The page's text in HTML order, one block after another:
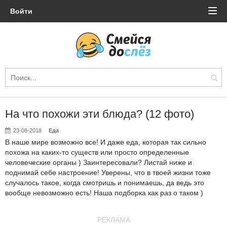
Войти
На что похожи эти блюда? (12 фото)
23-08-2018 Еда
В наше мире возможно все! И даже еда, которая так сильно
похожа на каких-то существ или просто определенные
человеческие органы ) Заинтересовали? Листай ниже и
поднимай себе настроение! Уверены, что в твоей жизни тоже
случалось такое, когда смотришь и понимаешь, да ведь это
вообще невозможно есть! Наша подборка как раз о таком )
РЕКЛАМА